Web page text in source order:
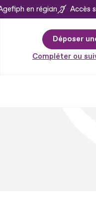
en région Accès
Déposer
Compléter ou